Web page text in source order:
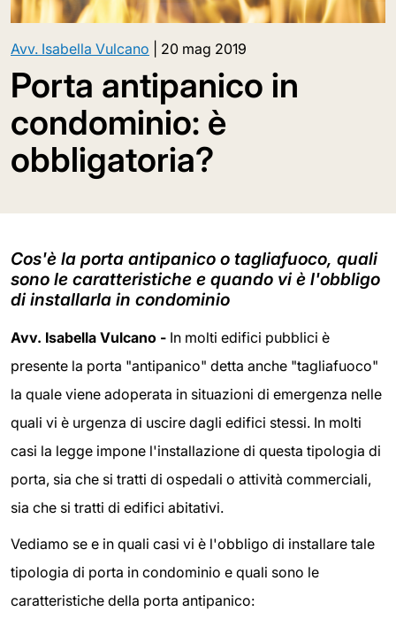
Avv. Isabella Vulcano 20 mag 2019
Porta antipanico in
condominio: è
obbligatoria?
Cos'è la porta antipanico o tagliafuoco, quali
sono le caratteristiche e quando vi è l'obbligo
di installarla in condominio
Avv. Isabella Vulcano - In molti edifici pubblici è
presente la porta "antipanico" detta anche "tagliafuoco"
la quale viene adoperata in situazioni di emergenza nelle
quali vi è urgenza di uscire dagli edifici stessi. In molti
casi la legge impone l'installazione di questa tipologia di
porta, sia che si tratti di ospedali o attività commerciali,
sia che si tratti di edifici abitativi.
Vediamo se e in quali casi vi è l'obbligo di installare tale
tipologia di porta in condominio e quali sono le
caratteristiche della porta antipanico: